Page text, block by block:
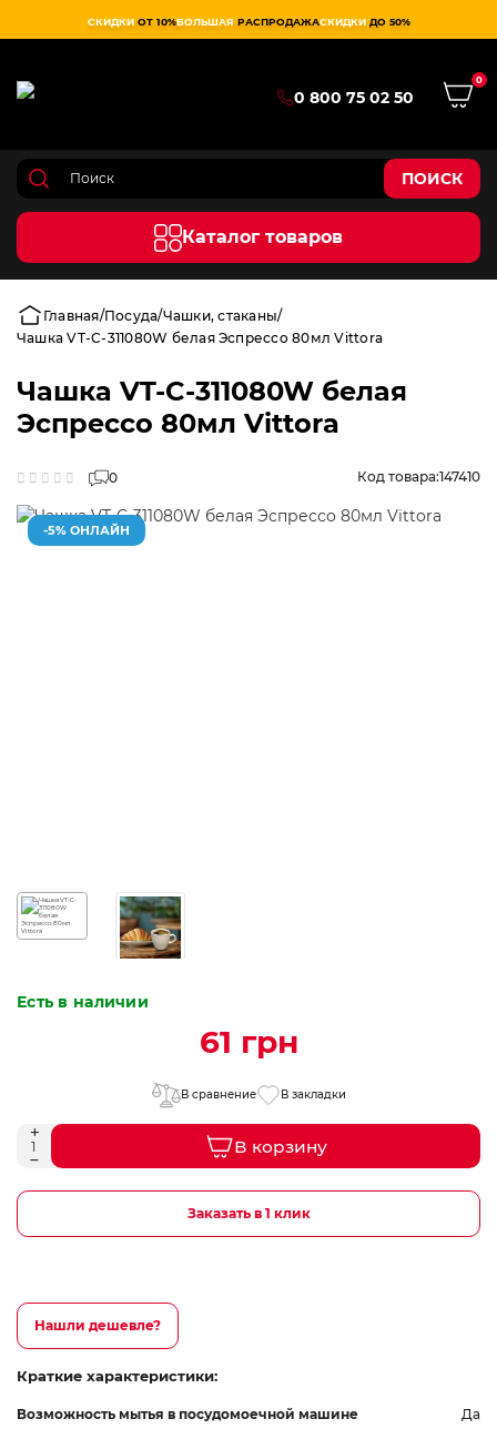
СКИДКИ ОТ 10%БОЛЬШАЯ РАСПРОДАЖАСКИДКИ ДО 50%
0 800 75 02 50
0
ПОИСК
Каталог товаров
Главная Посуда Чашки, стаканы
Чашка VT-C-311080W белая Эспрессо 80мл Vittora
Чашка VT-C-311080W белая
Эспрессо 80мл Vittora
0 Код товара:147410
-5% ОНЛАЙН
Есть в наличии
61 грн
В сравнение В закладки
В корзину
Заказать в 1 клик
Нашли дешевле?
Краткие характеристики:
Возможность мытья в посудомоечной машине
Да